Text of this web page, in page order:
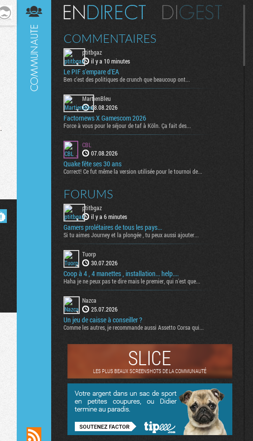
.
Digest
COMMENTAIRES
ptitbgaz
il y a 10 minutes
Le PIF s'empare d'EA
Ben c'est des politiques de crunch que beaucoup ont...
MartienBleu
08.08.2026
Factornews X Gamescom 2026
Force à vous pour le séjour de taf à Köln. Ça fait des...
CBL
07.08.2026
Quake fête ses 30 ans
Correct! Ce fut même la version utilisée pour le tournoi de...
FORUMS
ptitbgaz
il y a 6 minutes
Gamers prolétaires de tous les pays...
Si tu aimes Journey et la plongée , tu peux aussi ajouter...
Tuorp
30.07.2026
Coop à 4 , 4 manettes , installation... help....
Haha je ne peux pas te dire mais le premier, qui n'est que...
Nazca
25.07.2026
Un jeu de caisse à conseiller ?
Comme les autres, je recommande aussi Assetto Corsa qui...
SLICE
LES PLUS BEAUX SCREENSHOTS DE LA COMMUNAUTÉ